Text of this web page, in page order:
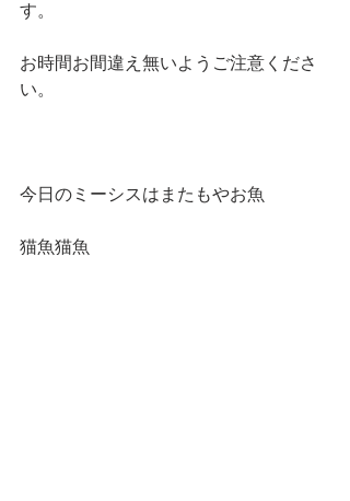
す。
お時間お間違え無いようご注意くださ
い。
今日のミーシスはまたもやお魚
猫魚猫魚